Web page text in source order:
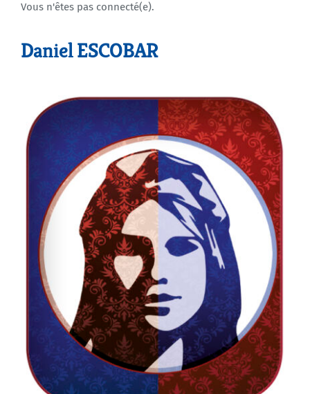
Agenda
Vous n'êtes pas connecté(e).
Daniel ESCOBAR